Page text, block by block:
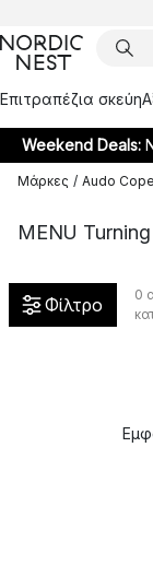
Επιτραπέζια σκεύη
Weekend Deals:
Μάρκες / Audo
MENU Turning
Φίλτρο 0